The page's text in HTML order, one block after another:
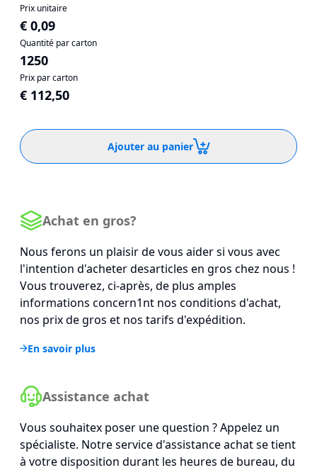
Prix unitaire
€ 0,09
Quantité par carton
1250
Prix par carton
€ 112,50
Ajouter au panier
Achat en gros?
Nous ferons un plaisir de vous aider si vous avec
l'intention d'acheter desarticles en gros chez nous !
Vous trouverez, ci-après, de plus amples
informations concern1nt nos conditions d'achat,
nos prix de gros et nos tarifs d'expédition.
En savoir plus
Assistance achat
Vous souhaitex poser une question ? Appelez un
spécialiste. Notre service d'assistance achat se tient
à votre disposition durant les heures de bureau, du